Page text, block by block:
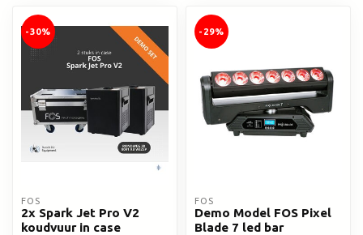
-30%
FOS
2x Spark Jet Pro V2
koudvuur in case
-29%
FOS
Demo Model FOS Pixel
Blade 7 led bar